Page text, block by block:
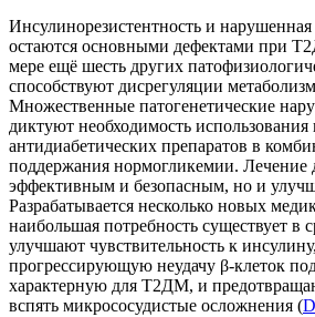
Инсулинорезистентность и
остаются основными дефектами при
мере ещё шесть других
способствуют дисрегуляции
Множественные патогенетические
диктуют необходимость использования
антидиабетических препаратов в
поддержания нормогликемии. Лечение
эффективным и безопасным, но и
Разрабатывается несколько новых
наибольшая потребность существует в
улучшают чувствительность к
прогрессирующую неудачу β-клеток
характерную для Т2ДМ, и
вспять микрососудистые осложнения (